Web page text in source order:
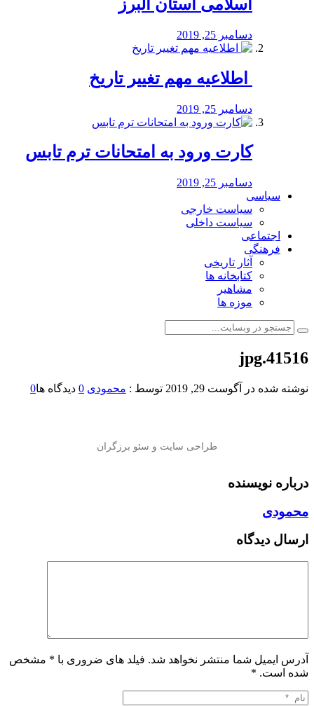
اسلامی استان البرز
دسامبر 25, 2019
️ اطلاعیه مهم تغییر تاریخ
دسامبر 25, 2019
کارت ورود به امتحانات ترم تابس
دسامبر 25, 2019
سیاسی
سیاست خارجی
سیاست داخلی
اجتماعی
فرهنگی
آثار تاریخی
کتابخانه ها
مشاهیر
موزه ها
41516.jpg
نوشته شده در آگوست 29, 2019 توسط : محمودی 0 دیدگاه ها0
درباره نویسنده
محمودی
ارسال دیدگاه
آدرس ایمیل شما منتشر نخواهد شد. فیلد های ضروری با * مشخص
شده است. *